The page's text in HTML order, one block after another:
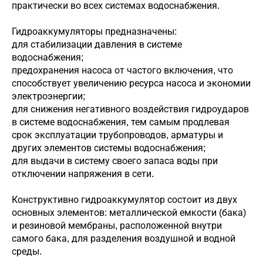
практически во всех системах водоснабжения.
Гидроаккумуляторы предназначены:
для стабилизации давления в системе
водоснабжения;
предохранения насоса от частого включения, что
способствует увеличению ресурса насоса и экономии
электроэнергии;
для снижения негативного воздействия гидроударов
в системе водоснабжения, тем самым продлевая
срок эксплуатации трубопроводов, арматуры и
других элементов системы водоснабжения;
для выдачи в систему своего запаса воды при
отключении напряжения в сети.
Конструктивно гидроаккумулятор состоит из двух
основных элементов: металлической емкости (бака)
и резиновой мембраны, расположенной внутри
самого бака, для разделения воздушной и водной
среды.